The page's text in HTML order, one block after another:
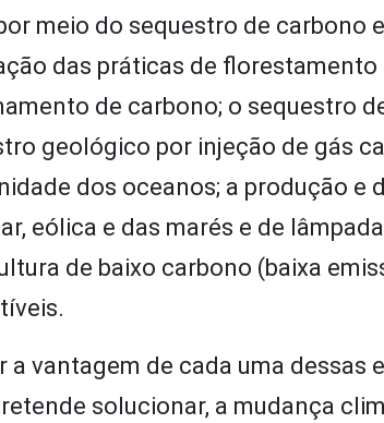
meio do sequestro de carbono
das práticas de
de carbono; o sequestro
geológico por injeção de gás
dos oceanos; a produção e
eólica e das marés e de
de baixo carbono (baixa
a vantagem de cada uma dessas
solucionar, a mudança